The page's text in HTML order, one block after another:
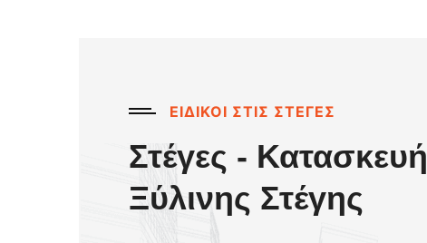
ΕΙΔΙΚΟΙ ΣΤΙΣ ΣΤΕΓΕΣ
Στέγες - Κατασκευή
Ξύλινης Στέγης